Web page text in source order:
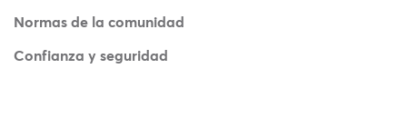
Normas de la comunidad
Confianza y seguridad